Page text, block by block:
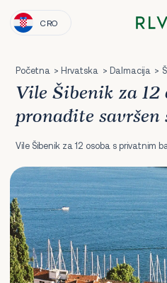
CRO
Početna Hrvatska Dalmacija
Vile Šibenik za 12
pronađite savršen
Vile Šibenik za 12 osoba s privatnim